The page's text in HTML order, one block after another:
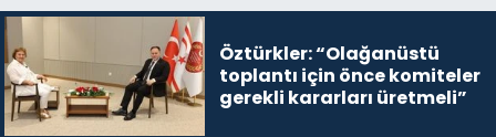
Öztürkler: “Olağanüstü
toplantı için önce komiteler
gerekli kararları üretmeli”